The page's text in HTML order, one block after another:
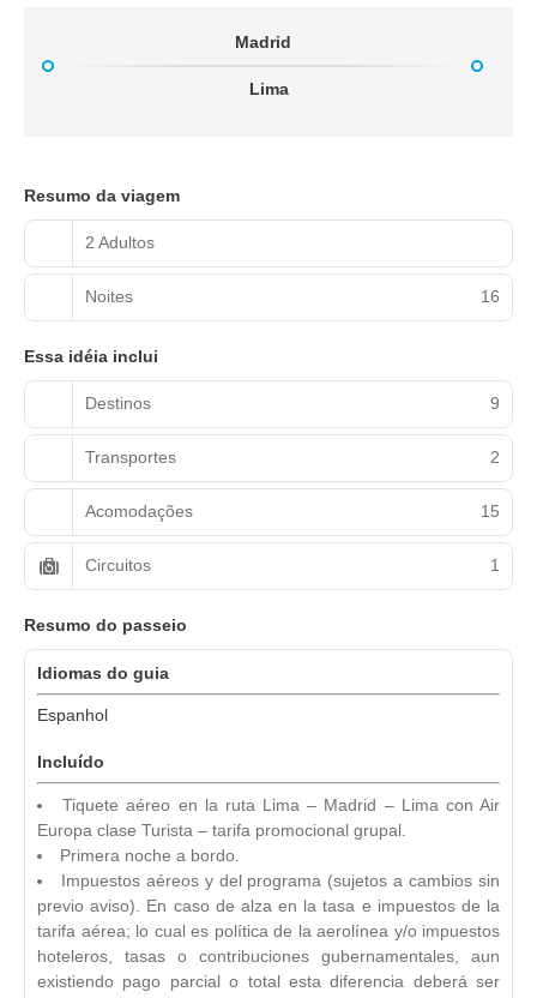
Madrid
Lima
Resumo da viagem
2 Adultos
Noites 16
Essa idéia inclui
Destinos 9
Transportes 2
Acomodações 15
Circuitos 1
Resumo do passeio
Idiomas do guia
Espanhol
Incluído
Tiquete aéreo en la ruta Lima – Madrid – Lima con Air
Europa clase Turista – tarifa promocional grupal.
Primera noche a bordo.
Impuestos aéreos y del programa (sujetos a cambios sin
previo aviso). En caso de alza en la tasa e impuestos de la
tarifa aérea; lo cual es política de la aerolínea y/o impuestos
hoteleros, tasas o contribuciones gubernamentales, aun
existiendo pago parcial o total esta diferencia deberá ser